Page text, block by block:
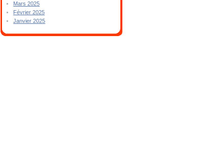
Mars 2025
Février 2025
Janvier 2025